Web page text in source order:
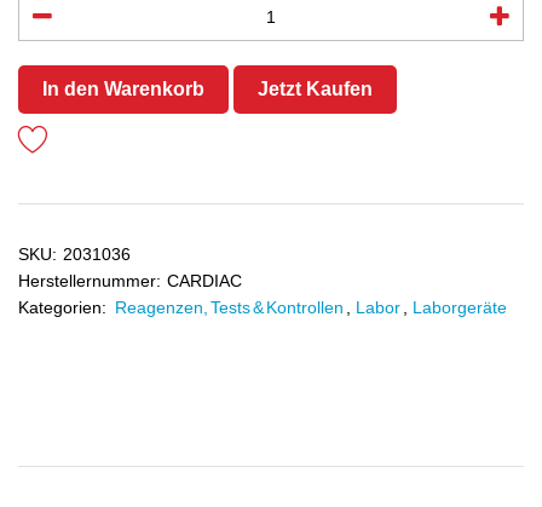
In den Warenkorb Jetzt Kaufen
SKU: 2031036
Herstellernummer: CARDIAC
Kategorien: Reagenzen, Tests & Kontrollen Labor Laborgeräte